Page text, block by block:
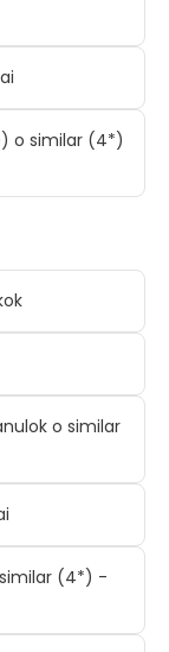
o similar (4*)
o similar
similar (4*) -